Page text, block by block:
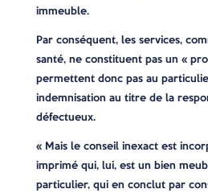
immeuble.
Par conséquent, les services,
santé, ne constituent pas un «
permettent donc pas au
indemnisation au titre de la
défectueux.
« Mais le conseil inexact est
imprimé qui, lui, est un bien
particulier, qui en conclut par